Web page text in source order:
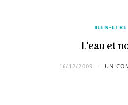
BIEN-ETRE
L’eau et
16/12/2009 UN